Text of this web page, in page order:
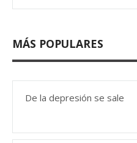
MÁS POPULARES
De la depresión se sale